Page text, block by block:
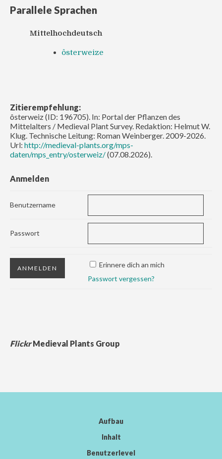
Parallele Sprachen
Mittelhochdeutsch
ôsterweize
Zitierempfehlung:
ôsterweiz (ID: 196705). In: Portal der Pflanzen des
Mittelalters / Medieval Plant Survey. Redaktion: Helmut W.
Klug. Technische Leitung: Roman Weinberger. 2009-2026.
Url: http://medieval-plants.org/mps-
daten/mps_entry/osterweiz/(07.08.2026).
Anmelden
Benutzername
Passwort
Erinnere dich an mich
Passwort vergessen?
FlickrMedieval Plants Group
Aufbau
Inhalt
Benutzerlevel